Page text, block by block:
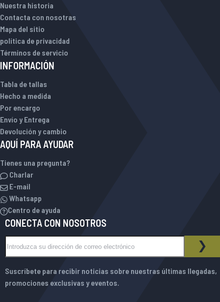
Nuestra historia
Contacta con nosotras
Mapa del sitio
política de privacidad
Términos de servicio
INFORMACIÓN
Tabla de tallas
Hecho a medida
Por encargo
Envío y Entrega
Devolución y cambio
AQUÍ PARA AYUDAR
Tienes una pregunta?
Charlar
E-mail
Whatsapp
Centro de ayuda
CONECTA CON NOSOTROS
BOLETÍN DE NOTICIAS
Suscríbete para recibir noticias sobre nuestras últimas llegadas,
promociones exclusivas y eventos.